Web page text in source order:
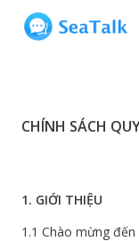
CHÍNH SÁCH
1. GIỚI THIỆU
1.1 Chào mừng